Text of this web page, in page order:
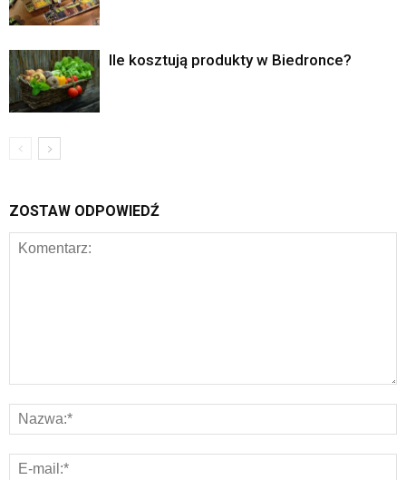
Ile kosztują produkty w Biedronce?
ZOSTAW ODPOWIEDŹ